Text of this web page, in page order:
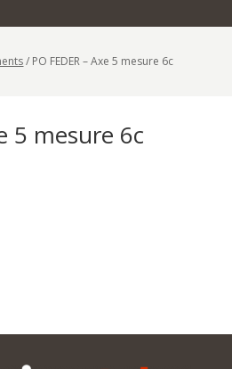
/ PO FEDER – Axe 5 mesure 6c
5 mesure 6c